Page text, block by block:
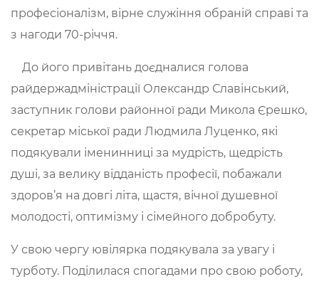
професіоналізм, вірне служіння обраній справі та
з нагоди 70-річчя.
До його привітань доєдналися голова
райдержадміністрації Олександр Славінський,
заступник голови районної ради Микола Єрешко,
секретар міської ради Людмила Луценко, які
подякували іменинниці за мудрість, щедрість
душі, за велику відданість професії, побажали
здоров’я на довгі літа, щастя, вічної душевної
молодості, оптимізму і сімейного добробуту.
У свою чергу ювілярка подякувала за увагу і
турботу. Поділилася спогадами про свою роботу,